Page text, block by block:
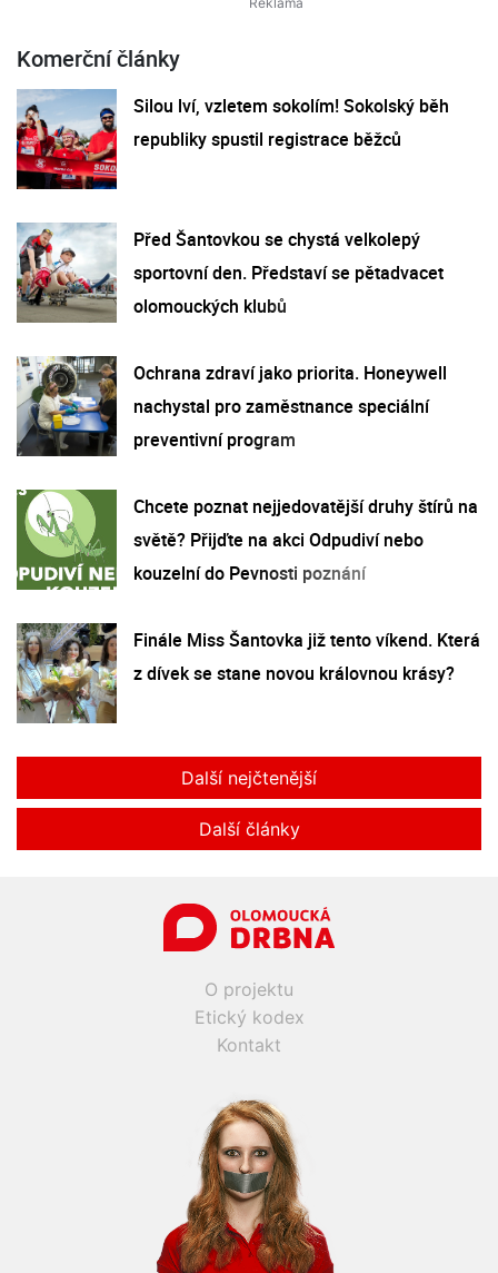
Komerční články
Silou lví, vzletem sokolím! Sokolský běh
republiky spustil registrace běžců
Před Šantovkou se chystá velkolepý
sportovní den. Představí se pětadvacet
olomouckých klubů
Ochrana zdraví jako priorita. Honeywell
nachystal pro zaměstnance speciální
preventivní program
Chcete poznat nejjedovatější druhy štírů na
světě? Přijďte na akci Odpudiví nebo
kouzelní do Pevnosti poznání
Finále Miss Šantovka již tento víkend. Která
z dívek se stane novou královnou krásy?
Další nejčtenější
Další články
O projektu
Etický kodex
Kontakt